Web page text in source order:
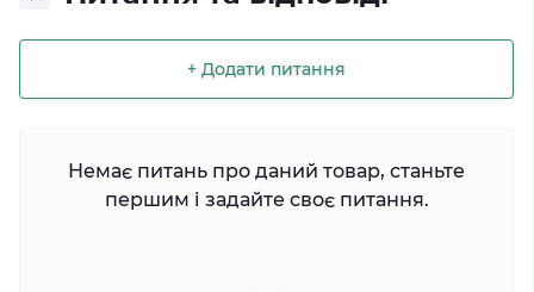
+ Додати питання
Немає питань про даний товар, станьте
першим і задайте своє питання.